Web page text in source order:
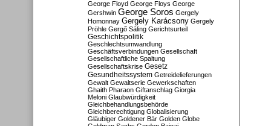
George Floyd George Floys George
Gershwin George Soros Gergely
Homonnay Gergely Karácsony Gergely
Pröhle Gergő Sáling Gerichtsurteil
Geschichtspolitik
Geschlechtsumwandlung
Geschäftsverbindungen Gesellschaft
Gesellschaftliche Spaltung
Gesellschaftskrise Gesetz
Gesundheitssystem Getreidelieferungen
Gewalt Gewaltserie Gewerkschaften
Ghaith Pharaon Giftanschlag Giorgia
Meloni Glaubwürdigkeit
Gleichbehandlungsbehörde
Gleichberechtigung Globalisierung
Gläubiger Goldener Bär Golden Globe